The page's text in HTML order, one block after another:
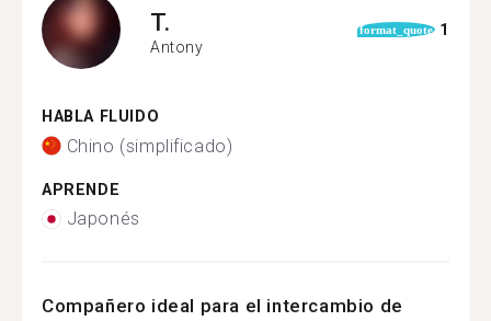
T.
Antony
format_quote 1
HABLA FLUIDO
Chino (simplificado)
APRENDE
Japonés
Compañero ideal para el intercambio de